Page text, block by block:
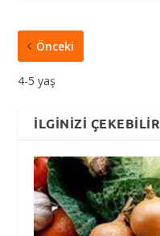
Önceki
4-5 yaş
İLGINIZI ÇEKEBILIR